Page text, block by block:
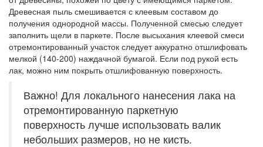
Древесная пыль смешивается с клеевым составом до
получения однородной массы. Полученной смесью следует
заполнить щели в паркете. После высыхания клеевой смеси
отремонтированный участок следует аккуратно отшлифовать
мелкой (140-200) наждачной бумагой. Если под рукой есть
лак, можно ним покрыть отшлифованную поверхность.
Важно! Для локального нанесения лака на
отремонтированную паркетную
поверхность лучше использовать валик
небольших размеров, но не кисть.